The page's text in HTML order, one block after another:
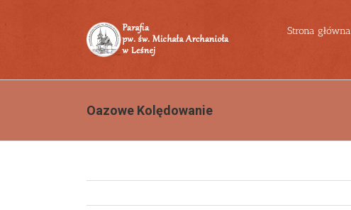
Strona główna
Oazowe Kolędowanie